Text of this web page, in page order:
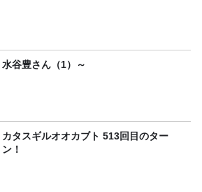
水谷豊さん（1）～
カタスギルオオカブト 513回目のター
ン！